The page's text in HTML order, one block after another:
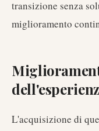
transizione senza
miglioramento
L'acquisizione di